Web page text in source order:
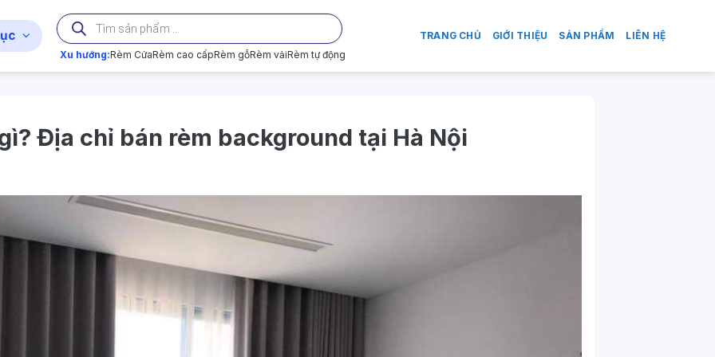
Tìm
kiếm
sản
phẩm
Xu hướng:Rèm CửaRèm cao cấpRèm gỗRèm vảiRèm tự động
TRANG CHỦ GIỚI THIỆU SẢN PHẨM LIÊN HỆ
Địa chỉ bán rèm background tại Hà Nội